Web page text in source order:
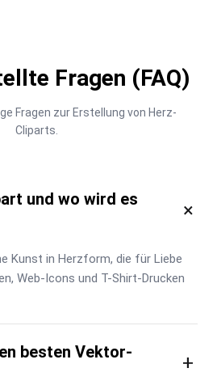
Fragen (FAQ)
Fragen zur Erstellung von Herz-
Cliparts.
und wo wird es
×
Kunst in Herzform, die für Liebe
Web-Icons und T-Shirt-Drucken
besten Vektor-
+